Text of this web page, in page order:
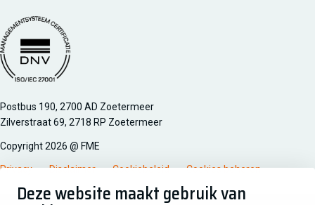
Deze website maakt gebruik van
Managementsyteem certificatie DNV iso/iec 27001
Postbus 190, 2700 AD Zoetermeer
Zilverstraat 69, 2718 RP Zoetermeer
Copyright 2026 @ FME
Privacy Disclaimer Cookiebeleid Cookies beheren